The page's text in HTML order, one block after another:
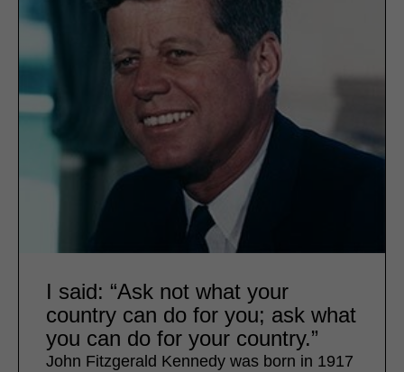
I said: “Ask not what your
country can do for you; ask what
you can do for your country.”
John Fitzgerald Kennedy was born in 1917